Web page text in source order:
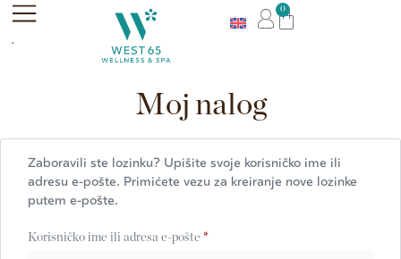
.
0
Moj nalog
Zaboravili ste lozinku? Upišite svoje korisničko ime ili
adresu e-pošte. Primićete vezu za kreiranje nove lozinke
putem e-pošte.
Korisničko ime ili adresa e-pošte *